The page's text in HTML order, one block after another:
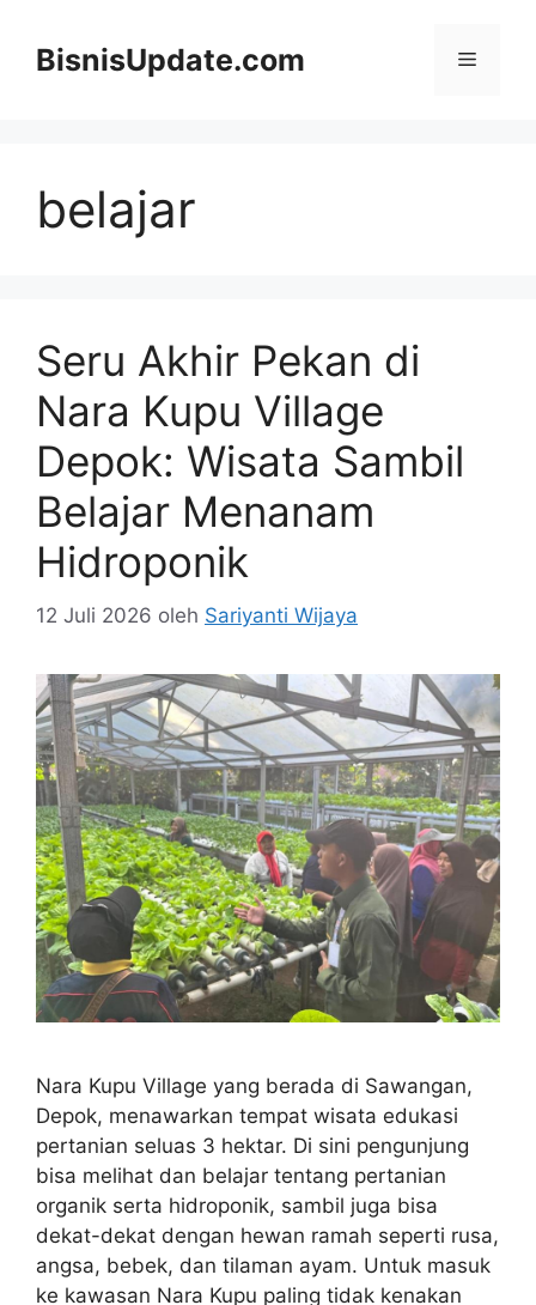
BisnisUpdate.com Menu
belajar
Seru Akhir Pekan di
Nara Kupu Village
Depok: Wisata Sambil
Belajar Menanam
Hidroponik
12 Juli 2026 oleh Sariyanti Wijaya
Nara Kupu Village yang berada di Sawangan,
Depok, menawarkan tempat wisata edukasi
pertanian seluas 3 hektar. Di sini pengunjung
bisa melihat dan belajar tentang pertanian
organik serta hidroponik, sambil juga bisa
dekat-dekat dengan hewan ramah seperti rusa,
angsa, bebek, dan tilaman ayam. Untuk masuk
ke kawasan Nara Kupu paling tidak kenakan